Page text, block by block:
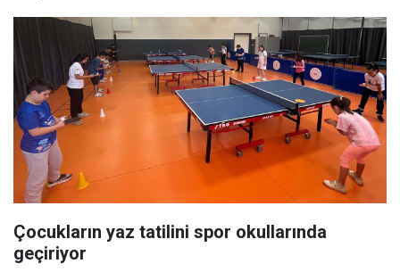
Çocukların yaz tatilini spor okullarında
geçiriyor